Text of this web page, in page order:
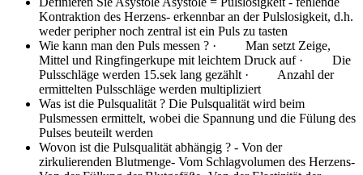
Kontraktion des Herzens- erkennbar an der Pulslosigkeit, d.h.
weder peripher noch zentral ist ein Puls zu tasten
Wie kann man den Puls messen ? · Man setzt Zeige,
Mittel und Ringfingerkupe mit leichtem Druck auf · Die
Pulsschläge werden 15.sek lang gezählt · Anzahl der
ermittelten Pulsschläge werden multipliziert
Was ist die Pulsqualität ? Die Pulsqualität wird beim
Pulsmessen ermittelt, wobei die Spannung und die Fülung des
Pulses beuteilt werden
Wovon ist die Pulsqualität abhängig ? - Von der
zirkulierenden Blutmenge- Vom Schlagvolumen des Herzens-